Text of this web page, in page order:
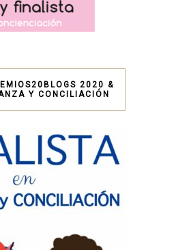
2020 &
Y CONCILIACIÓN